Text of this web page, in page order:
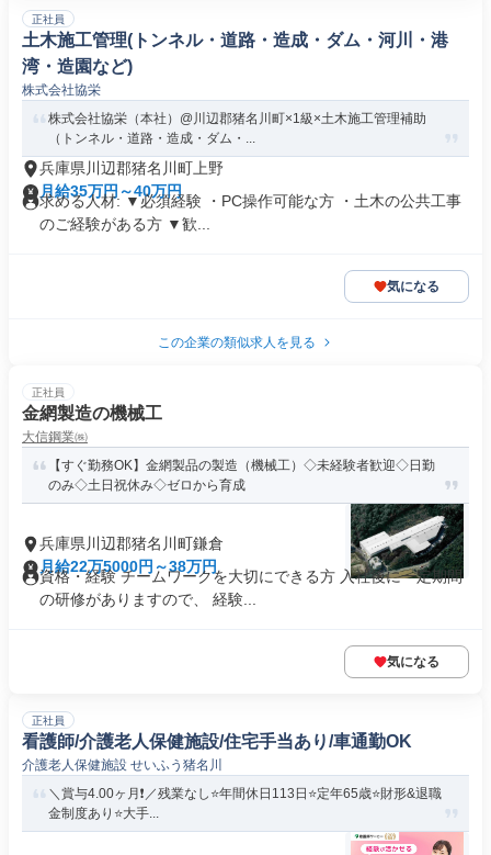
正社員
土木施工管理(トンネル・道路・造成・ダム・河川・港
湾・造園など)
株式会社協栄
株式会社協栄（本社）@川辺郡猪名川町×1級×土木施工管理補助
（トンネル・道路・造成・ダム・...
兵庫県川辺郡猪名川町上野
月給35万円～40万円
求める人材: ▼必須経験 ・PC操作可能な方 ・土木の公共工事
のご経験がある方 ▼歓...
気になる
この企業の類似求人を見る
正社員
金網製造の機械工
大信鋼業㈱
【すぐ勤務OK】金網製品の製造（機械工）◇未経験者歓迎◇日勤
のみ◇土日祝休み◇ゼロから育成
兵庫県川辺郡猪名川町鎌倉
月給22万5000円～38万円
資格・経験 チームワークを大切にできる方 入社後に一定期間
の研修がありますので、 経験...
気になる
正社員
看護師/介護老人保健施設/住宅手当あり/車通勤OK
介護老人保健施設 せいふう猪名川
＼賞与4.00ヶ月❗️／残業なし⭐年間休日113日⭐定年65歳⭐財形&退職
金制度あり⭐大手...